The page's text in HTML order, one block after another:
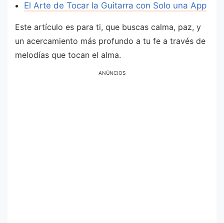
El Arte de Tocar la Guitarra con Solo una App
Este artículo es para ti, que buscas calma, paz, y
un acercamiento más profundo a tu fe a través de
melodías que tocan el alma.
ANÚNCIOS